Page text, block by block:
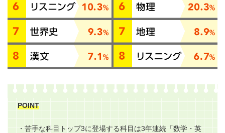
POINT
・苦手な科目トップ3に登場する科目は3年連続「数学・英